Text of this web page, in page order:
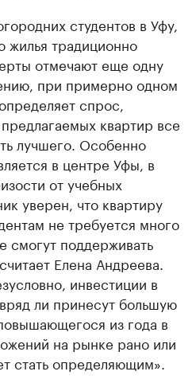
студентов в Уфу,
жилья традиционно
отмечают еще одну
при примерно одном
спрос,
квартир все
лучшего. Особенно
в центре Уфы, в
от учебных
уверен, что квартиру
не требуется много
смогут поддерживать
Елена Андреева.
инвестиции в
ли принесут большую
из года в
на рынке рано или
стать определяющим».